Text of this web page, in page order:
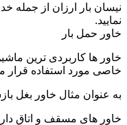
نیسان بار ارزان از جمله
نمایید.
خاور حمل بار
خاور ها کاربردی ترین
خاصی مورد استفاده قرار
به عنوان مثال خاور بغل
خاور های مسقف و اتاق دار